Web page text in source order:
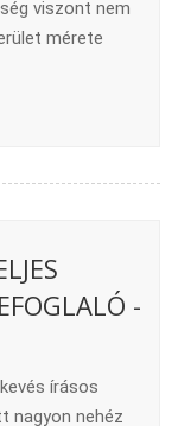
viszont nem
mérete
-
írásos
nagyon nehéz